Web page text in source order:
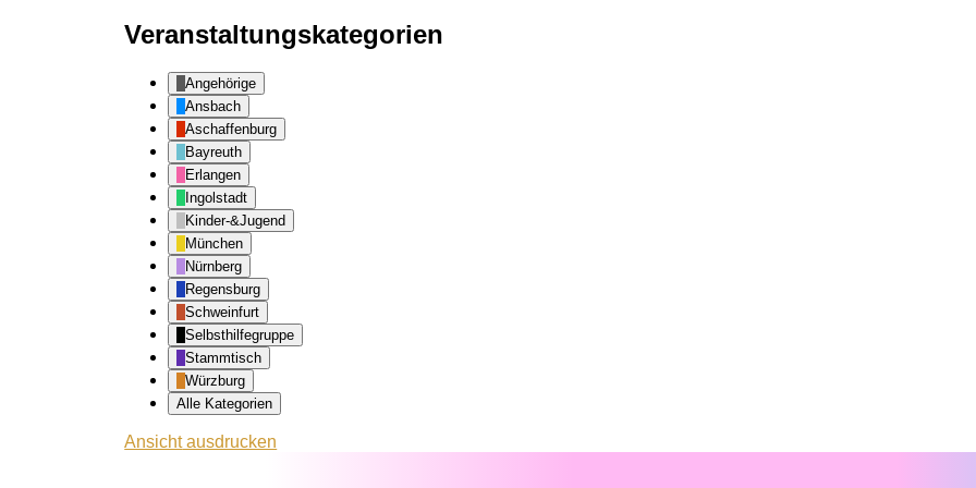
Veranstaltungskategorien
Angehörige
Ansbach
Aschaffenburg
Bayreuth
Erlangen
Ingolstadt
Kinder-&Jugend
München
Nürnberg
Regensburg
Schweinfurt
Selbsthilfegruppe
Stammtisch
Würzburg
Alle Kategorien
Ansichtausdrucken